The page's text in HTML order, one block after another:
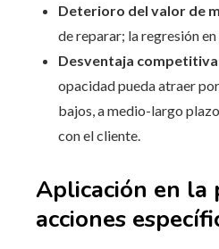
Deterioro del valor de
de reparar; la regresión
Desventaja competitiva
opacidad pueda atraer
bajos, a medio-largo
con el cliente.
Aplicación en la
acciones